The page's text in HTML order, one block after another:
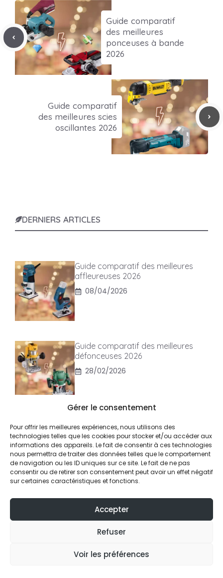
Gérer le consentement
Pour offrir les meilleures expériences, nous utilisons des
technologies telles que les cookies pour stocker et/ou accéder aux
informations des appareils. Le fait de consentir à ces technologies
nous permettra de traiter des données telles que le comportement
de navigation ou les ID uniques sur ce site. Le fait de ne pas
consentir ou de retirer son consentement peut avoir un effet négatif
sur certaines caractéristiques et fonctions.
Accepter
Refuser
Voir les préférences
Guide comparatif
des meilleures
ponceuses à bande
2026
Guide comparatif
des meilleures scies
oscillantes 2026
DERNIERS ARTICLES
Guide comparatif des meilleures
affleureuses 2026
08/04/2026
Guide comparatif des meilleures
défonceuses 2026
28/02/2026
Guide comparatif des meilleures
fraiseuses à lamelles 2026
20/01/2026
Guide comparatif des meilleures
ponceuses triangulaires 2026
14/12/2025